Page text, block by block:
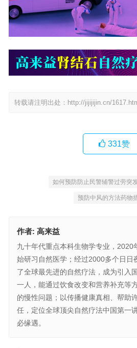
转载请注明出处： http://jijijijin.cn/
331赞
如何预防防止民警辅警过劳突
预防中风的方法药物
作者: 高来益
九十年代重点本科生物学专业，2020
始研习自然医学；经过2000多个日日
了全球最先进的自然疗法，成为引入
一人，能通过饮食改变和营养补充等
的慢性问题；以传播健康真相、帮助
任，定位全球顶尖自然疗法中国第一
必缘遇。